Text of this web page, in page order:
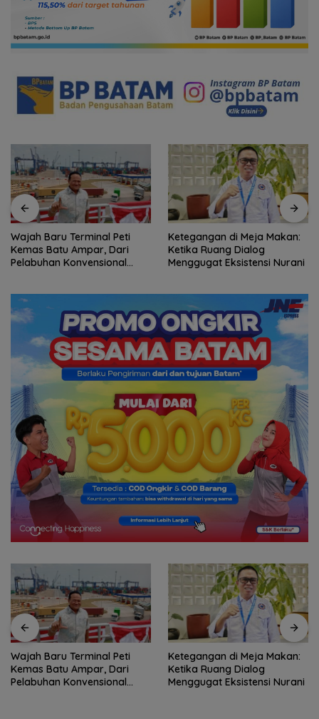
Wajah Baru Terminal Peti
Kemas Batu Ampar, Dari
Pelabuhan Konvensional
Ketegangan di Meja Makan:
Ketika Ruang Dialog
Menggugat Eksistensi Nurani
Wajah Baru Terminal Peti
Kemas Batu Ampar, Dari
Pelabuhan Konvensional
Ketegangan di Meja Makan:
Ketika Ruang Dialog
Menggugat Eksistensi Nurani